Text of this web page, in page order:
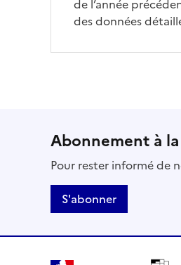
de l’année
des données
Abonnement à
Pour rester informé de
S'abonner